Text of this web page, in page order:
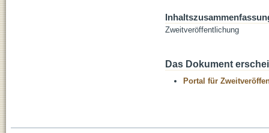
Zweitveröffentlichung
Das Dokument
Portal für